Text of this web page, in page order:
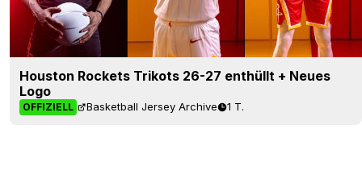
Houston Rockets Trikots 26-27 enthüllt + Neues
Logo
OFFIZIELL Basketball Jersey Archive 1 T.